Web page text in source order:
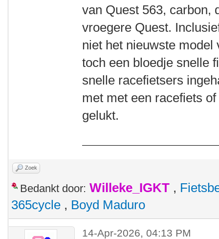
van Quest 563, carbon,
vroegere Quest.
niet het nieuwste
toch een bloedje snelle
snelle racefietsers
met met een racefiets
gelukt.
Zoek
Bedankt door: Willeke_IGKT ,
365cycle , Boyd Maduro
14-Apr-2026, 04:13 PM